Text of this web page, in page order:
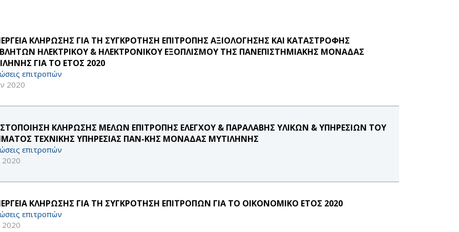
ΚΛΗΡΩΣΗΣ ΓΙΑ ΤΗ ΣΥΓΚΡΟΤΗΣΗ ΕΠΙΤΡΟΠΗΣ ΑΞΙΟΛΟΓΗΣΗΣ ΚΑΙ ΚΑΤΑΣΤΡΟΦΗΣ
ΗΛΕΚΤΡΙΚΟΥ & ΗΛΕΚΤΡΟΝΙΚΟΥ ΕΞΟΠΛΙΣΜΟΥ ΤΗΣ ΠΑΝΕΠΙΣΤΗΜΙΑΚΗΣ ΜΟΝΑΔΑΣ
ΓΙΑ ΤΟ ΕΤΟΣ 2020
επιτροπών
2020
ΚΛΗΡΩΣΗΣ ΜΕΛΩΝ ΕΠΙΤΡΟΠΗΣ ΕΛΕΓΧΟΥ & ΠΑΡΑΛΑΒΗΣ ΥΛΙΚΩΝ & ΥΠΗΡΕΣΙΩΝ ΤΟΥ
ΤΕΧΝΙΚΗΣ ΥΠΗΡΕΣΙΑΣ ΠΑΝ-ΚΗΣ ΜΟΝΑΔΑΣ ΜΥΤΙΛΗΝΗΣ
επιτροπών
2020
ΚΛΗΡΩΣΗΣ ΓΙΑ ΤΗ ΣΥΓΚΡΟΤΗΣΗ ΕΠΙΤΡΟΠΩΝ ΓΙΑ ΤΟ ΟΙΚΟΝΟΜΙΚΟ ΕΤΟΣ 2020
επιτροπών
2020